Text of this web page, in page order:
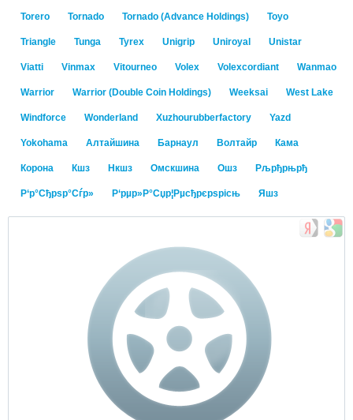
Torero Tornado Tornado (Advance Holdings) Toyo
Triangle Tunga Tyrex Unigrip Uniroyal Unistar
Viatti Vinmax Vitourneo Volex Volexcordiant Wanmao
Warrior Warrior (Double Coin Holdings) Weeksai West Lake
Windforce Wonderland Xuzhourubberfactory Yazd
Yokohama Алтайшина Барнаул Волтайр Кама
Корона Кшз Нкшз Омскшина Ошз Рљрђрњрђ
Р‘р°Сђрѕр°Сѓр» Р‘рµр»Р°Сџр¦Рµсђрєрѕрісњ Яшз